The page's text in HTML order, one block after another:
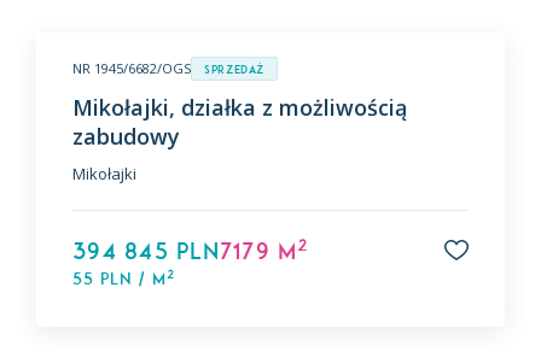
NR 1945/6682/OGS Sprzedaż
Mikołajki, działka z możliwością
zabudowy
Mikołajki
394 845 PLN
55 PLN / m2
7179 m2